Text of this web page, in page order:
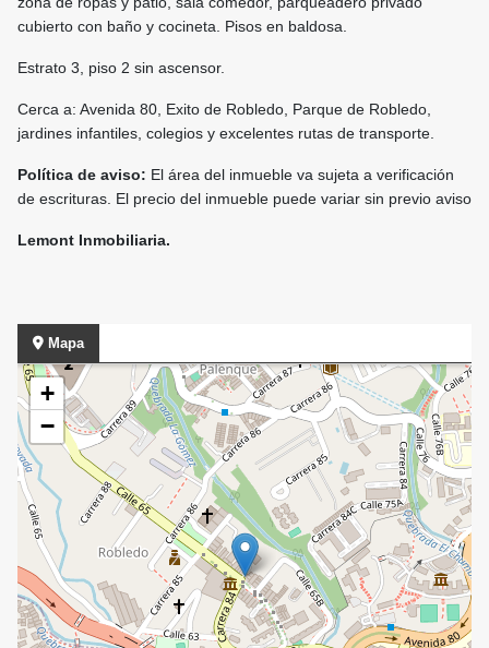
cubierto con baño y cocineta. Pisos en baldosa.
Estrato 3, piso 2 sin ascensor.
Cerca a: Avenida 80, Exito de Robledo, Parque de Robledo,
jardines infantiles, colegios y excelentes rutas de transporte.
Política de aviso: El área del inmueble va sujeta a verificación
de escrituras. El precio del inmueble puede variar sin previo aviso
Lemont Inmobiliaria.
Mapa
+
−